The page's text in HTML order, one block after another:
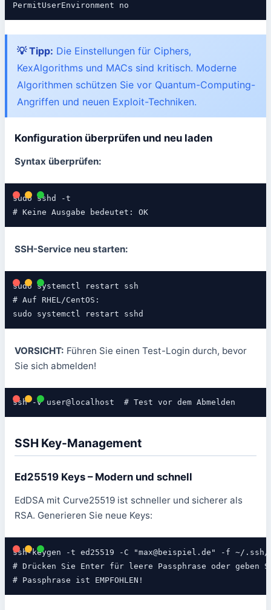
PermitUserEnvironment no
💡 Tipp: Die Einstellungen für Ciphers,
KexAlgorithms und MACs sind kritisch. Moderne
Algorithmen schützen Sie vor Quantum-Computing-
Angriffen und neuen Exploit-Techniken.
Konfiguration überprüfen und neu laden
Syntax überprüfen:
sudo sshd -t
# Keine Ausgabe bedeutet: OK
SSH-Service neu starten:
sudo systemctl restart ssh
# Auf RHEL/CentOS:
sudo systemctl restart sshd
VORSICHT: Führen Sie einen Test-Login durch, bevor
Sie sich abmelden!
ssh -v user@localhost  # Test vor dem Abmelden
SSH Key-Management
Ed25519 Keys – Modern und schnell
EdDSA mit Curve25519 ist schneller und sicherer als
RSA. Generieren Sie neue Keys:
ssh-keygen -t ed25519 -C "max@beispiel.de" -f ~/.ssh/
# Drücken Sie Enter für leere Passphrase oder geben
# Passphrase ist EMPFOHLEN!